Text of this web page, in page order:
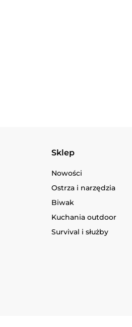
Sklep
Nowości
Ostrza i narzędzia
Biwak
Kuchania outdoor
Survival i służby